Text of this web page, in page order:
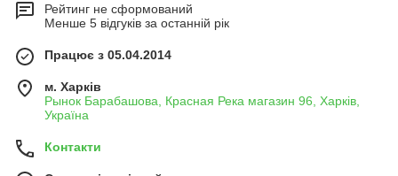
Рейтинг не сформований
Менше 5 відгуків за останній рік
Працює з 05.04.2014
м. Харків
Рынок Барабашова, Красная Река магазин 96, Харків,
Україна
Контакти